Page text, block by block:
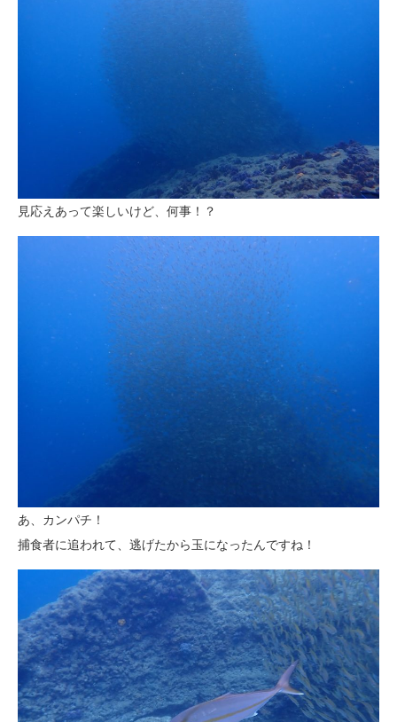
見応えあって楽しいけど、何事！？
あ、カンパチ！
捕食者に追われて、逃げたから玉になったんですね！